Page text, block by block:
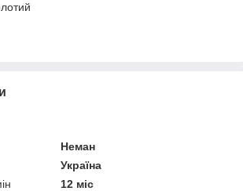
Неман
Україна
12 міс